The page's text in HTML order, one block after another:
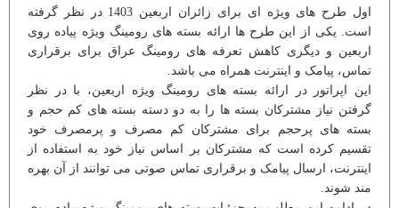
اول طرح های ویژه ای برای زائران اربعین 1403 در نظر گرفته
است. یکی از این طرح ها ارائه بسته های رومینگ ویژه پیاده روی
اربعین و دیگری کاهش تعرفه های رومینگ عراق برای برقراری
تماس، پیامک و اینترنت همراه می باشد.
این اپراتور در ارائه بسته های رومینگ ویژه اربعین، با در نظر
گرفتن نیاز مشترکان بسته ها را به دو دسته بسته های کم حجم و
بسته های پرحجم برای مشترکان کم مصرف و پرمصرف خود
تقسیم کرده است که مشترکان بر اساس نیاز خود به استفاده از
اینترنت، ارسال پیامک و برقراری تماس صوتی می توانند از آن بهره
مند شوند.